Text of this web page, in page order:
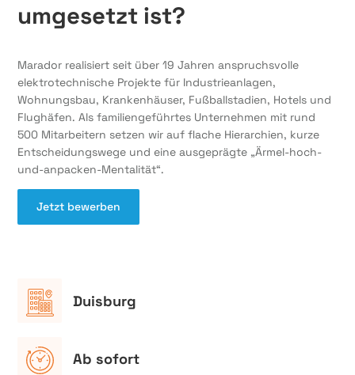
umgesetzt ist?
Marador realisiert seit über 19 Jahren anspruchsvolle
elektrotechnische Projekte für Industrieanlagen,
Wohnungsbau, Krankenhäuser, Fußballstadien, Hotels und
Flughäfen. Als familiengeführtes Unternehmen mit rund
500 Mitarbeitern setzen wir auf flache Hierarchien, kurze
Entscheidungswege und eine ausgeprägte „Ärmel-hoch-
und-anpacken-Mentalität“.
Jetzt bewerben
Duisburg
Ab sofort